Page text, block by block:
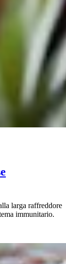
larga raffreddore
immunitario.